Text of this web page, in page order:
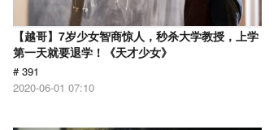
【越哥】7岁少女智商惊人，秒杀大学教授，上学
第一天就要退学！《天才少女》
# 391
2020-06-01 07:10